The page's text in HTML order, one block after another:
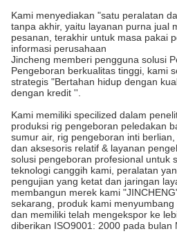
Kami menyediakan "satu peralatan
tanpa akhir, yaitu layanan purna jual
pesanan, terakhir untuk masa pakai
informasi perusahaan
Jincheng memberi pengguna solusi
Pengeboran berkualitas tinggi, kami
strategis "Bertahan hidup dengan
dengan kredit ''.
Kami memiliki specilized dalam
produksi rig pengeboran peledakan
sumur air, rig pengeboran inti
dan aksesoris relatif & layanan
solusi pengeboran profesional untuk
teknologi canggih kami, peralatan
pengujian yang ketat dan jaringan
membangun merek kami
sekarang, produk kami
dan memiliki telah mengekspor ke
diberikan ISO9001: 2000 pada bulan